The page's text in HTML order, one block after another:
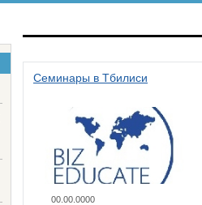
Семинары в Тбилиси
00.00.0000